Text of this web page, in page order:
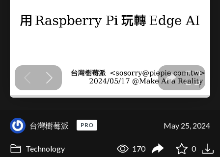
台灣樹莓派 PRO May 25, 2024
Technology 170 0